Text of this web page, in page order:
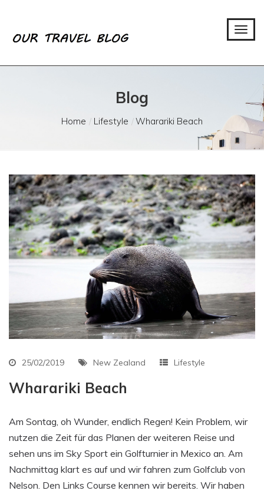
Blog
Home Lifestyle Wharariki Beach
25/02/2019 New Zealand Lifestyle
Wharariki Beach
Am Sontag, oh Wunder, endlich Regen! Kein Problem, wir
nutzen die Zeit für das Planen der weiteren Reise und
sehen uns im Sky Sport ein Golfturnier in Mexico an. Am
Nachmittag klart es auf und wir fahren zum Golfclub von
Nelson. Den Links Course kennen wir bereits. Wir haben